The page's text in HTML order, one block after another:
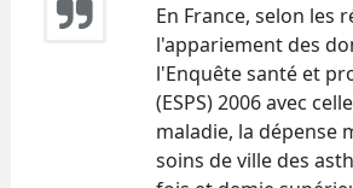
En France, selon les
l'appariement des
l'Enquête santé et
(ESPS) 2006 avec
maladie, la dépense
soins de ville des